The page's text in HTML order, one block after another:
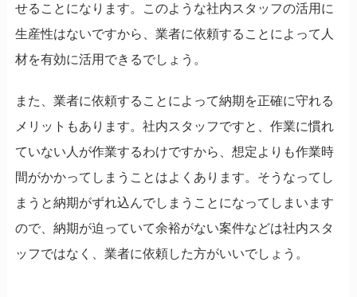
せることになります。このような社内スタッフの活用に
生産性はないですから、業者に依頼することによって人
材を有効に活用できるでしょう。
また、業者に依頼することによって納期を正確に守れる
メリットもあります。社内スタッフですと、作業に慣れ
ていない人が作業するわけですから、想定よりも作業時
間がかかってしまうことはよくあります。そうなってし
まうと納期がずれ込んでしまうことになってしまいます
ので、納期が迫っていて余裕がない案件などは社内スタ
ッフではなく、業者に依頼した方がいいでしょう。